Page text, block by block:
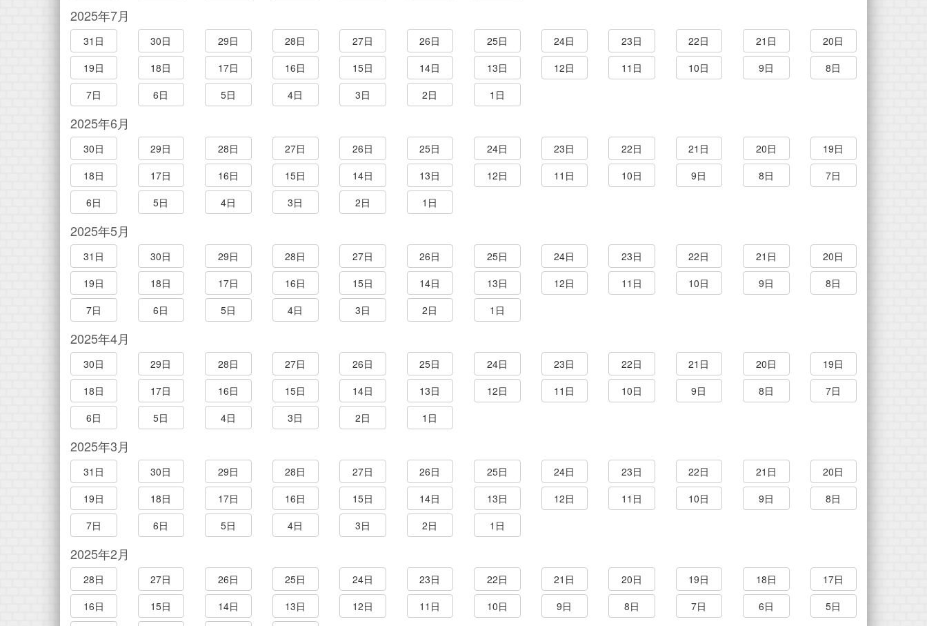
2025年7月
31日 30日 29日 28日 27日 26日 25日 24日 23日 22日 21日
20日
19日
18日 17日 16日 15日 14日 13日 12日 11日 10日 9日
8日
7日
6日 5日 4日 3日 2日 1日
2025年6月
30日 29日 28日 27日 26日 25日 24日 23日 22日 21日 20日
19日
18日
17日 16日 15日 14日 13日 12日 11日 10日 9日 8日
7日
6日
5日 4日 3日 2日 1日
2025年5月
31日 30日 29日 28日 27日 26日 25日 24日 23日 22日 21日
20日
19日
18日 17日 16日 15日 14日 13日 12日 11日 10日 9日
8日
7日
6日 5日 4日 3日 2日 1日
2025年4月
30日 29日 28日 27日 26日 25日 24日 23日 22日 21日 20日
19日
18日
17日 16日 15日 14日 13日 12日 11日 10日 9日 8日
7日
6日
5日 4日 3日 2日 1日
2025年3月
31日 30日 29日 28日 27日 26日 25日 24日 23日 22日 21日
20日
19日
18日 17日 16日 15日 14日 13日 12日 11日 10日 9日
8日
7日
6日 5日 4日 3日 2日 1日
2025年2月
28日 27日 26日 25日 24日 23日 22日 21日 20日 19日 18日
17日
16日
15日 14日 13日 12日 11日 10日 9日 8日 7日 6日 5日